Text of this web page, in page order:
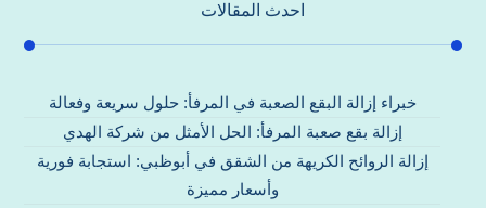
احدث المقالات
خبراء إزالة البقع الصعبة في المرفأ: حلول سريعة وفعالة
إزالة بقع صعبة المرفأ: الحل الأمثل من شركة الهدي
إزالة الروائح الكريهة من الشقق في أبوظبي: استجابة فورية
وأسعار مميزة